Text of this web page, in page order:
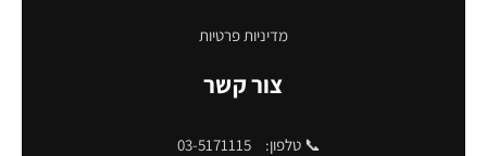
מדיניות פרטיות
צור קשר
📞 טלפון: 03-5171115